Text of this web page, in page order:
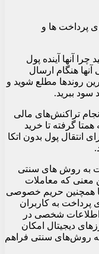
آنها آینده پول
هنگام ارسال
روندها مطلع شوید و
سود ببرید.
تراکنش‌های مالی
همتا گرفته تا خرید
انتقال پول بدون اتکا
به روش های سنتی
معنی که معاملات
همچنین حریم خصوصی
به کاربران
اطلاعات شخصی در
دیجیتال امکان
روش‌های سنتی فراهم